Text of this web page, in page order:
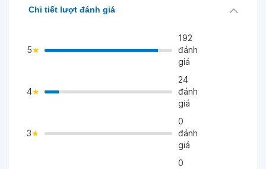
Chi tiết lượt đánh giá
5
192
đánh
giá
4 >
24
đánh
giá
3 >
0
đánh
giá
0